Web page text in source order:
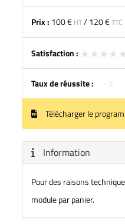
Prix : 100 € HT/120 €TTC
Satisfaction :
Taux de réussite :
Télécharger le
Information
Pour des raisons
module par panier.